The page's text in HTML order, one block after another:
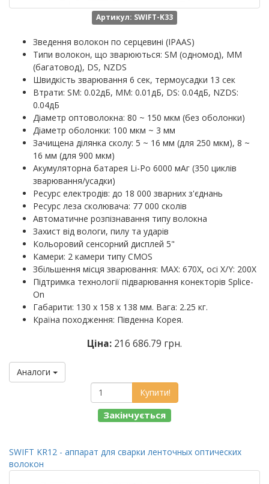
Артикул: SWIFT-K33
Зведення волокон по серцевині (IPAAS)
Типи волокон, що зварюються: SM (одномод), MM
(багатовод), DS, NZDS
Швидкість зварювання 6 сек, термоусадки 13 сек
Втрати: SM: 0.02дБ, MM: 0.01дБ, DS: 0.04дБ, NZDS:
0.04дБ
Діаметр оптоволокна: 80 ~ 150 мкм (без оболонки)
Діаметр оболонки: 100 мкм ~ 3 мм
Зачищена ділянка сколу: 5 ~ 16 мм (для 250 мкм), 8 ~
16 мм (для 900 мкм)
Акумуляторна батарея Li-Po 6000 мАг (350 циклів
зварювання/усадки)
Ресурс електродів: до 18 000 зварних з'єднань
Ресурс леза сколювача: 77 000 сколів
Автоматичне розпізнавання типу волокна
Захист від вологи, пилу та ударів
Кольоровий сенсорний дисплей 5"
Камери: 2 камери типу CMOS
Збільшення місця зварювання: MAX: 670X, осі X/Y: 200X
Підтримка технології підварювання конекторів Splice-
On
Габарити: 130 х 158 х 138 мм. Вага: 2.25 кг.
Країна походження: Південна Корея.
Ціна: 216 686.79 грн.
Аналоги
Купити!
Закінчується
SWIFT KR12 - аппарат для сварки ленточных оптических
волокон